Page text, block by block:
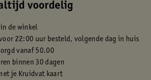
voordelig
de winkel
22:00 uur besteld, volgende dag in huis
vanaf 50.00
binnen 30 dagen
je Kruidvat kaart